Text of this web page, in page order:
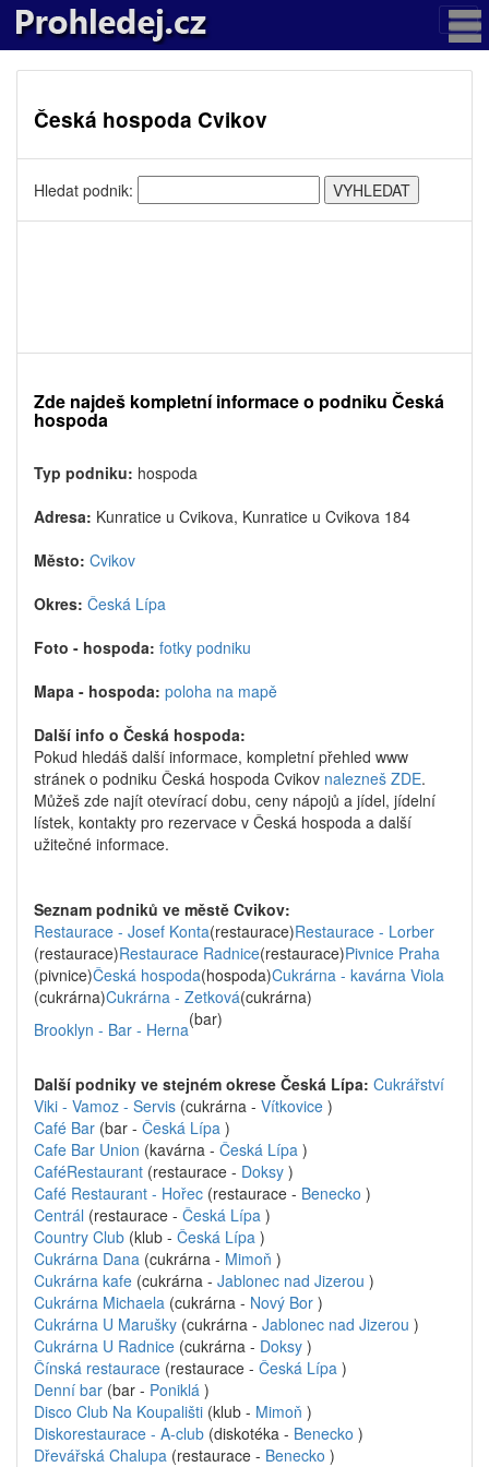
Česká hospoda Cvikov
Hledat podnik:
Zde najdeš kompletní informace o podniku Česká
hospoda
Typ podniku: hospoda
Adresa: Kunratice u Cvikova, Kunratice u Cvikova 184
Město: Cvikov
Okres: Česká Lípa
Foto - hospoda: fotky podniku
Mapa - hospoda: poloha na mapě
Další info o Česká hospoda:
Pokud hledáš další informace, kompletní přehled www
stránek o podniku Česká hospoda Cvikov nalezneš ZDE.
Můžeš zde najít otevírací dobu, ceny nápojů a jídel, jídelní
lístek, kontakty pro rezervace v Česká hospoda a další
užitečné informace.
Seznam podniků ve městě Cvikov:
Restaurace - Josef Konta(restaurace)Restaurace - Lorber
(restaurace)Restaurace Radnice(restaurace)Pivnice Praha
(pivnice)Česká hospoda(hospoda)Cukrárna - kavárna Viola
(cukrárna)Cukrárna - Zetková(cukrárna)
Brooklyn - Bar - Herna(bar)
Další podniky ve stejném okrese Česká Lípa: Cukrářství
Viki - Vamoz - Servis (cukrárna - Vítkovice )
Café Bar (bar - Česká Lípa )
Cafe Bar Union (kavárna - Česká Lípa )
CaféRestaurant (restaurace - Doksy )
Café Restaurant - Hořec (restaurace - Benecko )
Centrál (restaurace - Česká Lípa )
Country Club (klub - Česká Lípa )
Cukrárna Dana (cukrárna - Mimoň )
Cukrárna kafe (cukrárna - Jablonec nad Jizerou )
Cukrárna Michaela (cukrárna - Nový Bor )
Cukrárna U Marušky (cukrárna - Jablonec nad Jizerou )
Cukrárna U Radnice (cukrárna - Doksy )
Čínská restaurace (restaurace - Česká Lípa )
Denní bar (bar - Poniklá )
Disco Club Na Koupališti (klub - Mimoň )
Diskorestaurace - A-club (diskotéka - Benecko )
Dřevářská Chalupa (restaurace - Benecko )